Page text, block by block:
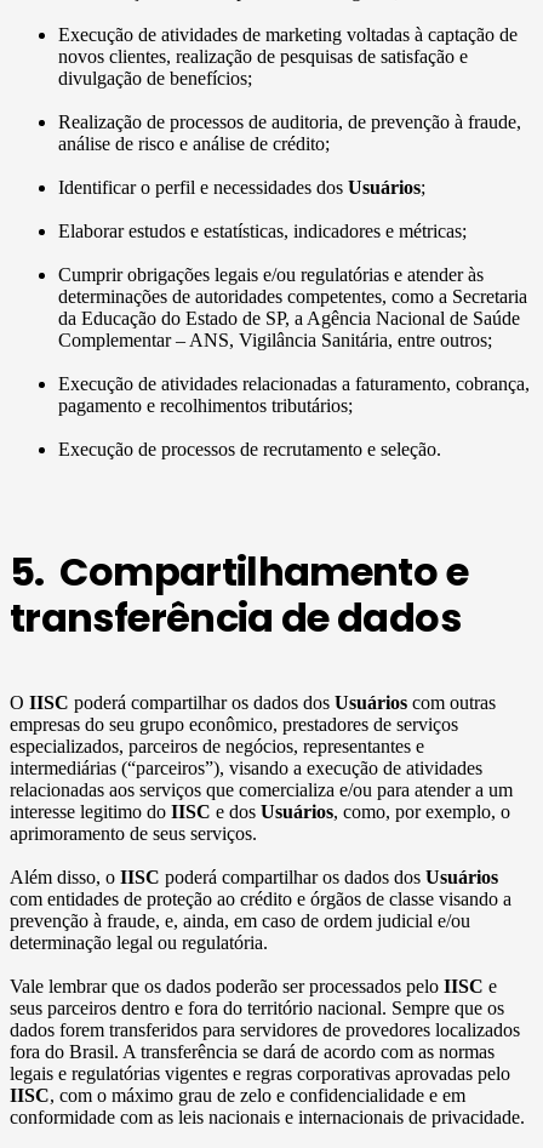
Execução de atividades de marketing voltadas à captação de
novos clientes, realização de pesquisas de satisfação e
divulgação de benefícios;
Realização de processos de auditoria, de prevenção à fraude,
análise de risco e análise de crédito;
Identificar o perfil e necessidades dos Usuários;
Elaborar estudos e estatísticas, indicadores e métricas;
Cumprir obrigações legais e/ou regulatórias e atender às
determinações de autoridades competentes, como a Secretaria
da Educação do Estado de SP, a Agência Nacional de Saúde
Complementar – ANS, Vigilância Sanitária, entre outros;
Execução de atividades relacionadas a faturamento, cobrança,
pagamento e recolhimentos tributários;
Execução de processos de recrutamento e seleção.
5. Compartilhamento e
transferência de dados
O IISC poderá compartilhar os dados dos Usuários com outras
empresas do seu grupo econômico, prestadores de serviços
especializados, parceiros de negócios, representantes e
intermediárias (“parceiros”), visando a execução de atividades
relacionadas aos serviços que comercializa e/ou para atender a um
interesse legitimo do IISC e dos Usuários, como, por exemplo, o
aprimoramento de seus serviços.
Além disso, o IISC poderá compartilhar os dados dos Usuários
com entidades de proteção ao crédito e órgãos de classe visando a
prevenção à fraude, e, ainda, em caso de ordem judicial e/ou
determinação legal ou regulatória.
Vale lembrar que os dados poderão ser processados pelo IISC e
seus parceiros dentro e fora do território nacional. Sempre que os
dados forem transferidos para servidores de provedores localizados
fora do Brasil. A transferência se dará de acordo com as normas
legais e regulatórias vigentes e regras corporativas aprovadas pelo
IISC, com o máximo grau de zelo e confidencialidade e em
conformidade com as leis nacionais e internacionais de privacidade.